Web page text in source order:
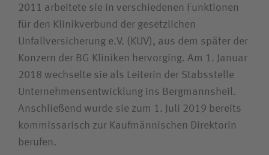
Journalistin / Journalist
2011 arbeitete sie in verschiedenen Funktionen
für den Klinikverbund der gesetzlichen
Unfallversicherung e.V. (KUV), aus dem später der
Konzern der BG Kliniken hervorging. Am 1. Januar
2018 wechselte sie als Leiterin der Stabsstelle
Unternehmens­entwicklung ins Bergmannsheil.
Anschließend wurde sie zum 1. Juli 2019 bereits
kommissarisch zur Kaufmännischen Direktorin
berufen.